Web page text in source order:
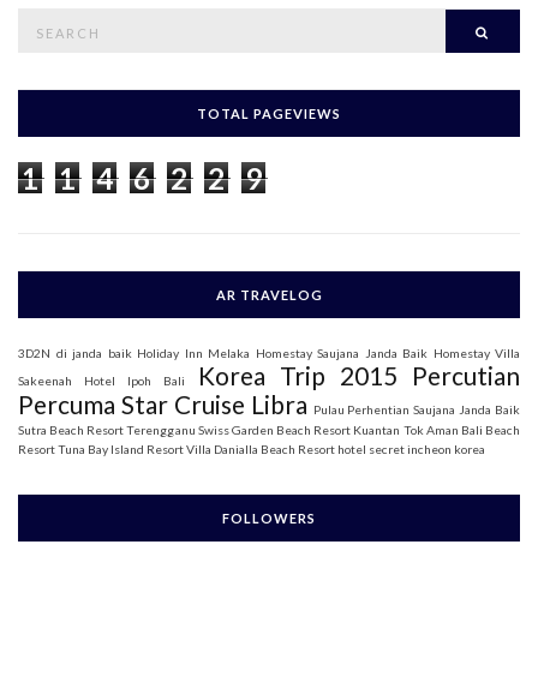
c
f
r
:
TOTAL PAGEVIEWS
1 1 4 6 2 2 9
AR TRAVELOG
3D2N di janda baik Holiday Inn Melaka Homestay Saujana Janda Baik Homestay Villa
Sakeenah
Hotel Ipoh Bali Korea Trip 2015 Percutian
Percuma Star Cruise Libra Pulau Perhentian Saujana Janda Baik
Sutra Beach Resort Terengganu Swiss Garden Beach Resort Kuantan Tok Aman Bali Beach
ResortTuna Bay Island ResortVilla Danialla Beach Resort hotel secret incheon korea
FOLLOWERS